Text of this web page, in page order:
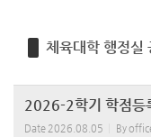
체육대학 행정실
2026-2학기 학점등
Date 2026.08.05 By